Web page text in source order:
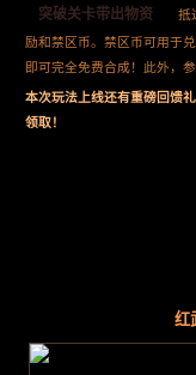
突破关卡带出物资
抵
励和禁区币。禁区币可用于
即可完全免费合成！此外，
本次玩法上线还有重磅回馈
领取！
红